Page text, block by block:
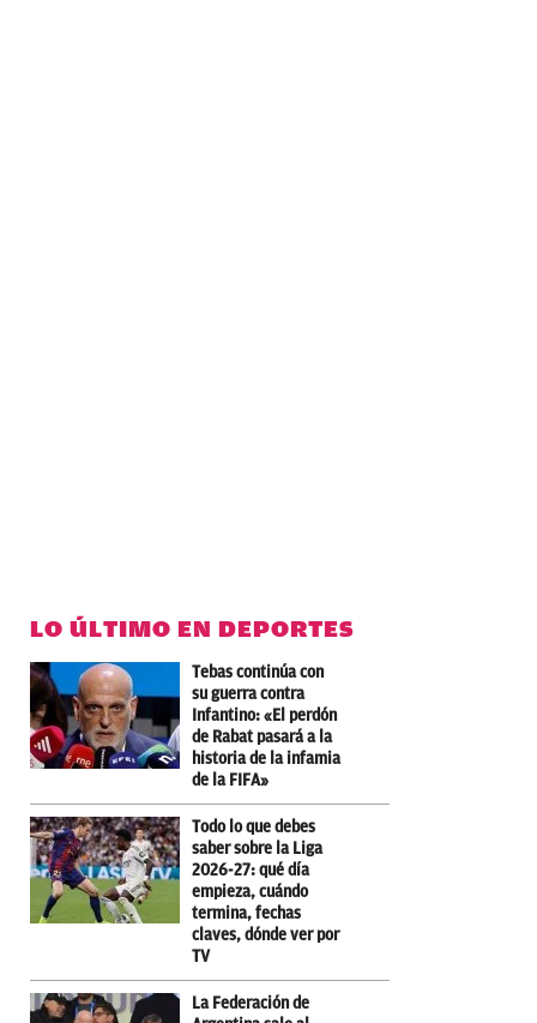
LO ÚLTIMO EN DEPORTES
Tebas continúa con
su guerra contra
Infantino: «El perdón
de Rabat pasará a la
historia de la infamia
de la FIFA»
Todo lo que debes
saber sobre la Liga
2026-27: qué día
empieza, cuándo
termina, fechas
claves, dónde ver por
TV
La Federación de